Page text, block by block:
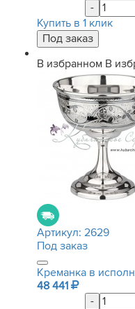
-
Купить в 1 клик
В избранном В
Артикул: 2629
Под заказ
Креманка в
48 441
-